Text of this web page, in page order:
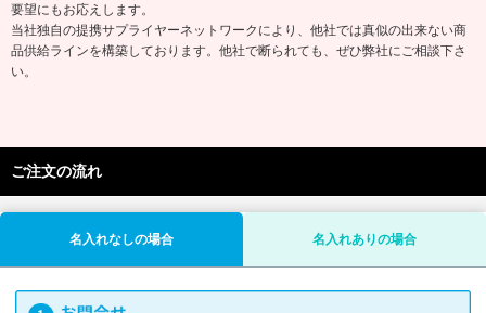
要望にもお応えします。
当社独自の提携サプライヤーネットワークにより、他社では真似の出来ない商
品供給ラインを構築しております。他社で断られても、ぜひ弊社にご相談下さ
い。
ご注文の流れ
名入れなしの場合 名入れありの場合